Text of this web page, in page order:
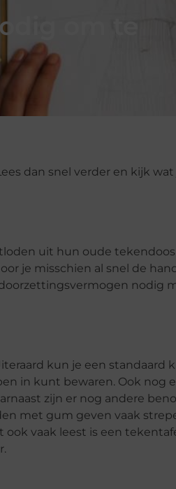
om te
dan snel verder en kijk
uit hun oude tekendoos
je misschien al snel de
nodig
kun je een standaard
in kunt bewaren. Ook nog
zijn er nog andere
met gum geven vaak
vaak leest is een